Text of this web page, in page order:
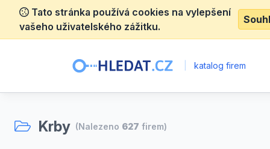
Tato stránka používá cookies na vylepšení
vašeho uživatelského zážitku.
katalog firem
Krby (Nalezeno 627 firem)